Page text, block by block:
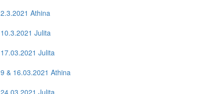
2.3.2021 Athina
10.3.2021 Julita
17.03.2021 Julita
9 & 16.03.2021 Athina
24.03.2021 Julita